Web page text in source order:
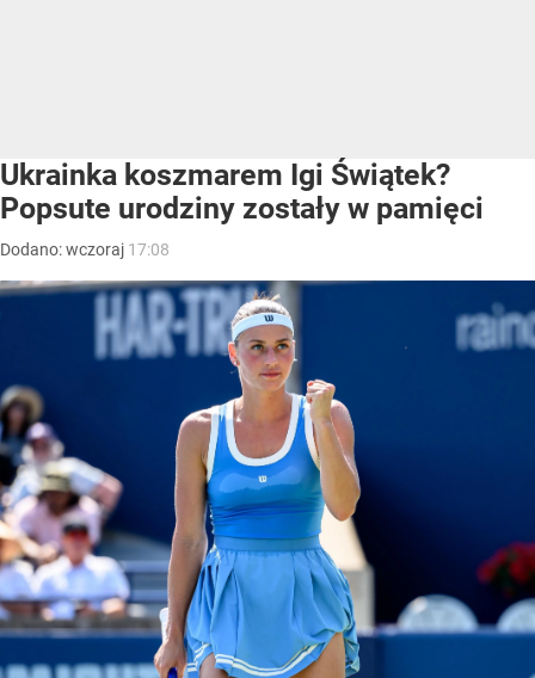
Ukrainka koszmarem Igi Świątek?
Popsute urodziny zostały w pamięci
Dodano:wczoraj 17:08